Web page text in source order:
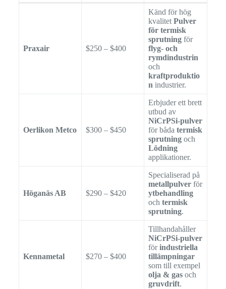
Praxair $250 – $400
Känd för hög
kvalitet Pulver
för termisk
sprutningför
flyg- och
rymdindustrin
och
kraftproduktio
n industrier.
Oerlikon Metco $300 – $450
Erbjuder ett brett
utbud av
NiCrPSi-pulver
för båda termisk
sprutningoch
Lödning
applikationer.
Höganäs AB $290 – $420
Specialiserad på
metallpulverför
ytbehandling
och termisk
sprutning.
Kennametal $270 – $400
Tillhandahåller
NiCrPSi-pulver
förindustriella
tillämpningar
som till exempel
olja & gasoch
gruvdrift.